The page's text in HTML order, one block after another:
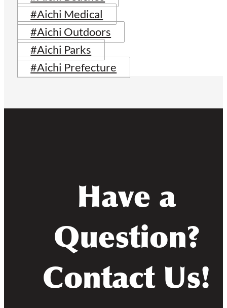
#Aichi Medical
#Aichi Outdoors
#Aichi Parks
#Aichi Prefecture
Have a
Question?
Contact Us!